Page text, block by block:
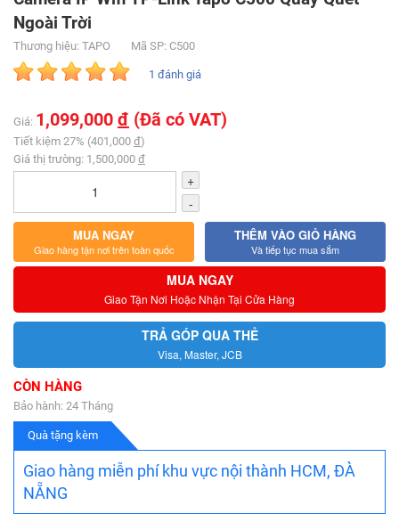
Ngoài Trời
Thương hiệu: TAPO Mã SP: C500
1 đánh giá
Giá: 1,099,000 đ (Đã có VAT)
Tiết kiệm 27% (401,000 đ)
Giá thị trường: 1,500,000 đ
+
-
MUA NGAY
Giao hàng tận nơi trên toàn quốc
THÊM VÀO GIỎ HÀNG
Và tiếp tục mua sắm
MUA NGAY
Giao Tận Nơi Hoặc Nhận Tại Cửa Hàng
TRẢ GÓP QUA THẺ
Visa, Master, JCB
CÒN HÀNG
Bảo hành: 24 Tháng
Quà tặng kèm
Giao hàng miễn phí khu vực nội thành HCM, ĐÀ
NẴNG